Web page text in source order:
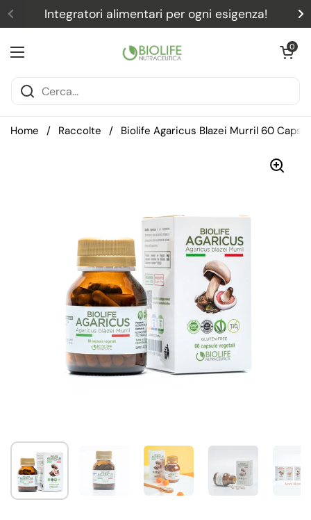
Passa ai contenuti
Precedente
Integratori alimentari per ogni esigenza!
Apri menu
Apri0
Home / Raccolte / Biolife Agaricus Blazei Murril 60